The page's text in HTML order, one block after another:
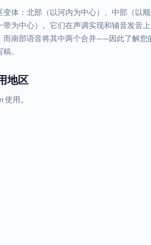
变体：北部（以河内为中心）、中部（以
带为中心）。它们在声调实现和辅音发音
而南部语音将其中两个合并——因此了解您
。
地区
使用。